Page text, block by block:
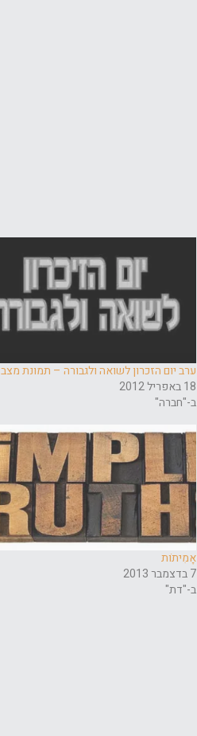
ערב יום הזכרון לשואה ולגבורה – תמונת מצב
18 באפריל 2012
ב-"חברה"
אָמִיתוׂת
7 בדצמבר 2013
ב-"דת"